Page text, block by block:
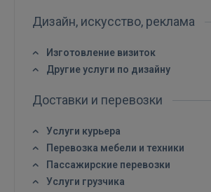
 Sign in with Apple
Дизайн, искусство, реклама
Изготовление визиток
Другие услуги по дизайну
Доставки и перевозки
Услуги курьера
Перевозка мебели и техники
Пассажирские перевозки
Услуги грузчика